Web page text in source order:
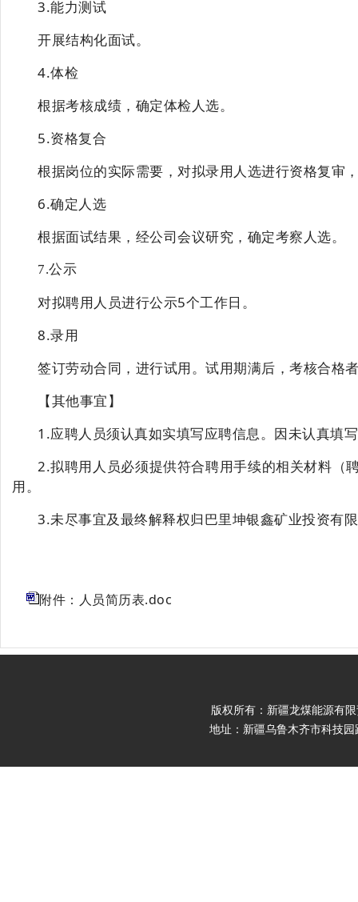
3.能力测试
开展结构化面试。
4.体检
根据考核成绩，确定体检人选。
5.资格复合
根据岗位的实际需要，对拟录用人选进行资格复审
6.确定人选
根据面试结果，经公司会议研究，确定考察人选。
7.公示
对拟聘用人员进行公示5个工作日。
8.录用
签订劳动合同，进行试用。试用期满后，考核合格
【其他事宜】
1.应聘人员须认真如实填写应聘信息。因未认真填
2.拟聘用人员必须提供符合聘用手续的相关材料（
用。
3.未尽事宜及最终解释权归巴里坤银鑫矿业投资有
附件：人员简历表.doc
版权所有：新疆龙煤能源有限
地址：新疆乌鲁木齐市科技